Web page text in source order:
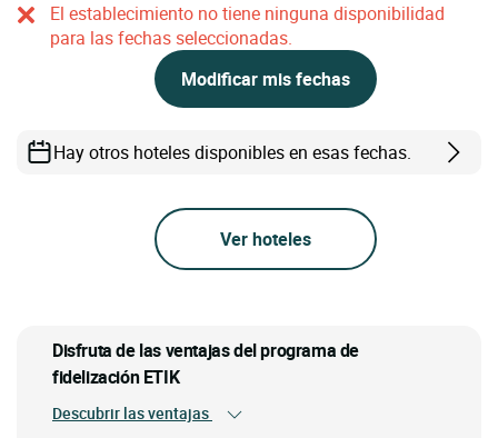
El establecimiento no tiene ninguna disponibilidad
para las fechas seleccionadas.
Modificar mis fechas
Hay otros hoteles disponibles en esas fechas.
Ver hoteles
Disfruta de las ventajas del programa de
fidelización ETIK
Descubrir las ventajas